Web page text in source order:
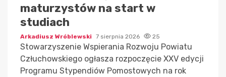
maturzystów na start w
studiach
Arkadiusz Wróblewski 7 sierpnia 2026 25
Stowarzyszenie Wspierania Rozwoju Powiatu
Człuchowskiego ogłasza rozpoczęcie XXV edycji
Programu Stypendiów Pomostowych na rok